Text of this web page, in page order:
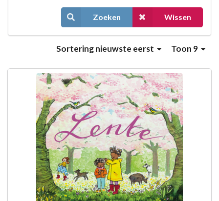
Zoeken Wissen
Toon 9
Sorteringnieuwste eerst